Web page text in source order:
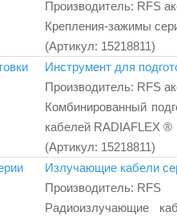
Производитель: RFS
Крепления-зажимы
(Артикул: 15218811)
Инструмент для
Производитель: RFS
Комбинированный
кабелей RADIAFLEX
(Артикул: 15218811)
Излучающие кабели
Производитель: RFS
Радиоизлучающие